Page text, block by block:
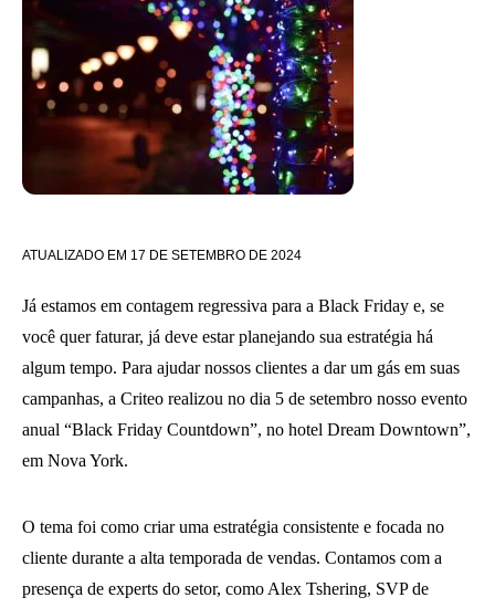
ATUALIZADO EM 17 DE SETEMBRO DE 2024
Já estamos em contagem regressiva para a Black Friday e, se
você quer faturar, já deve estar planejando sua estratégia há
algum tempo. Para ajudar nossos clientes a dar um gás em suas
campanhas, a Criteo realizou no dia 5 de setembro nosso evento
anual “Black Friday Countdown”, no hotel Dream Downtown”,
em Nova York.
O tema foi como criar uma estratégia consistente e focada no
cliente durante a alta temporada de vendas. Contamos com a
presença de experts do setor, como Alex Tshering, SVP de